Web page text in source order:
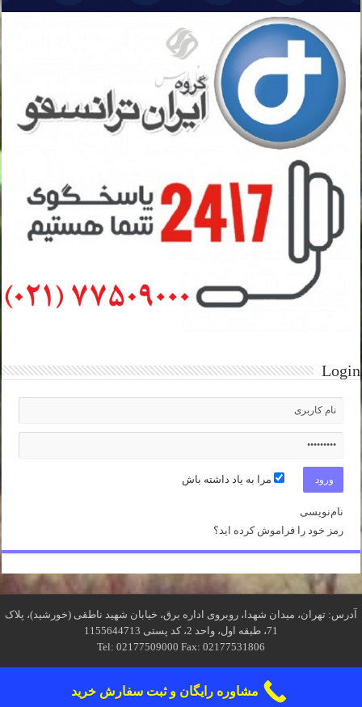
Login
مرا به یاد داشته باش
نام‌نویسی
رمز خود را فراموش کرده اید؟
آدرس: تهران، میدان شهدا، روبروی اداره برق، خیابان شهید ناطقی (خورشید)، پلاک
71، طبقه اول، واحد 2، کد پستی 1155644713
Tel: 02177509000 Fax: 02177531806
مشاوره رایگان و ثبت سفارش خرید